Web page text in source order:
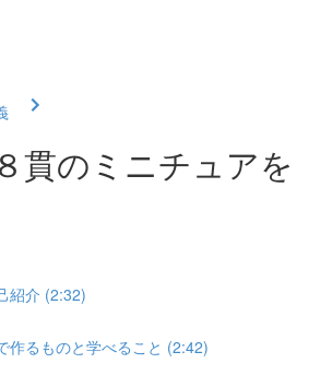
貫のミニチュアを
紹介 (2:32)
作るものと学べること (2:42)